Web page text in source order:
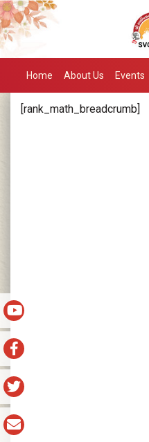
Home About Us Events
[rank_math_breadcrumb]